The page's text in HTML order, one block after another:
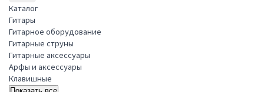
Каталог
Гитары
Гитарное оборудование
Гитарные струны
Гитарные аксессуары
Арфы и аксессуары
Клавишные